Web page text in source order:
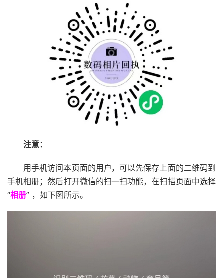
注意：
用手机访问本页面的用户，可以先保存上面的二维码到
手机相册；然后打开微信的扫一扫功能，在扫描页面中选择
“相册” ，如下图所示。